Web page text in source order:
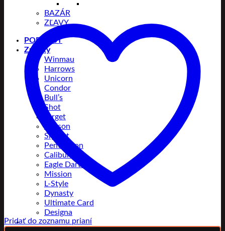
BAZÁR
ZĽAVY
PODCAST
Značky
Winmau
Harrows
Unicorn
Condor
Bull’s
Shot
Target
Robson
Slydart
Pentathlon
Caliburn
Eagle Darts
Mission
L-Style
Dynasty
Ultimate Card
Designa
Pridať do zoznamu prianí